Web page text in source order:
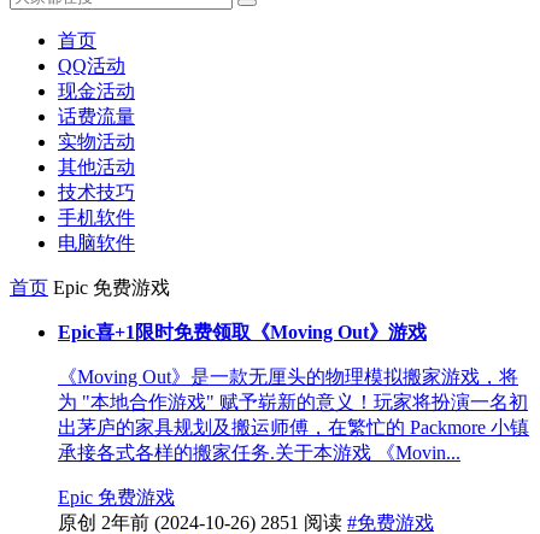
首页
QQ活动
现金活动
话费流量
实物活动
其他活动
技术技巧
手机软件
电脑软件
首页 Epic 免费游戏
Epic喜+1限时免费领取《Moving Out》游戏
《Moving Out》是一款无厘头的物理模拟搬家游戏，将
为 "本地合作游戏" 赋予崭新的意义！玩家将扮演一名初
出茅庐的家具规划及搬运师傅，在繁忙的 Packmore 小镇
承接各式各样的搬家任务.关于本游戏 《Movin...
Epic 免费游戏
原创 2年前 (2024-10-26) 2851 阅读 #免费游戏